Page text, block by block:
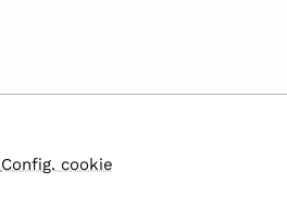
Config. cookie